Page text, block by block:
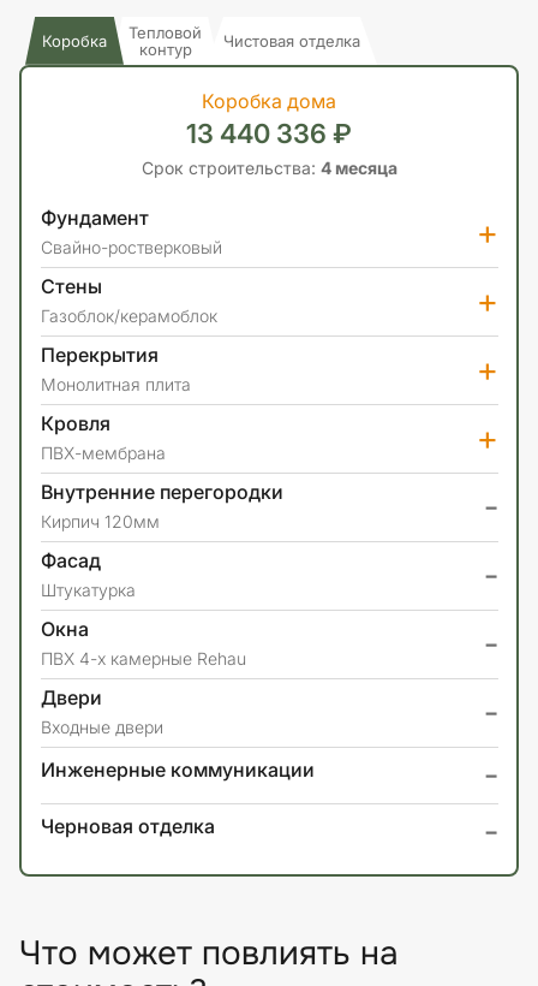
Коробка
Тепловой
контур
Чистовая отделка
Коробка дома
13 440 336 ₽
Срок строительства: 4 месяца
Фундамент
Свайно-ростверковый +
Стены
Газоблок/керамоблок +
Перекрытия
Монолитная плита +
Кровля
ПВХ-мембрана +
Внутренние перегородки
Кирпич 120мм -
Фасад
Штукатурка -
Окна
ПВХ 4-х камерные Rehau -
Двери
Входные двери -
Инженерные коммуникации -
Черновая отделка -
Что может повлиять на